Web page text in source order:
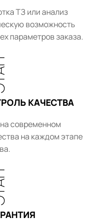
ТЗ или анализ
возможность
параметров заказа.
КАЧЕСТВА
современном
на каждом этапе